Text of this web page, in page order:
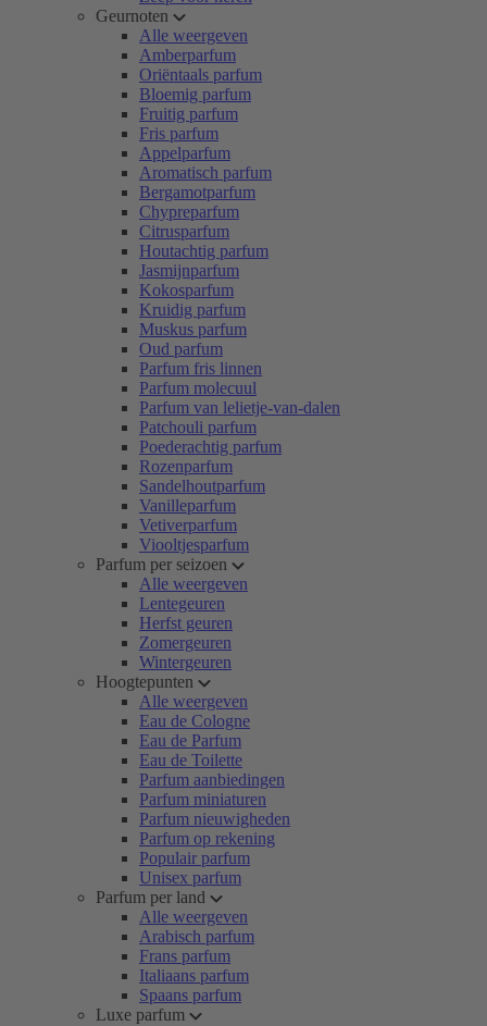
Geurnoten
Alle weergeven
Amberparfum
Oriëntaals parfum
Bloemig parfum
Fruitig parfum
Fris parfum
Appelparfum
Aromatisch parfum
Bergamotparfum
Chypreparfum
Citrusparfum
Houtachtig parfum
Jasmijnparfum
Kokosparfum
Kruidig parfum
Muskus parfum
Oud parfum
Parfum fris linnen
Parfum molecuul
Parfum van lelietje-van-dalen
Patchouli parfum
Poederachtig parfum
Rozenparfum
Sandelhoutparfum
Vanilleparfum
Vetiverparfum
Viooltjesparfum
Parfum per seizoen
Alle weergeven
Lentegeuren
Herfst geuren
Zomergeuren
Wintergeuren
Hoogtepunten
Alle weergeven
Eau de Cologne
Eau de Parfum
Eau de Toilette
Parfum aanbiedingen
Parfum miniaturen
Parfum nieuwigheden
Parfum op rekening
Populair parfum
Unisex parfum
Parfum per land
Alle weergeven
Arabisch parfum
Frans parfum
Italiaans parfum
Spaans parfum
Luxe parfum